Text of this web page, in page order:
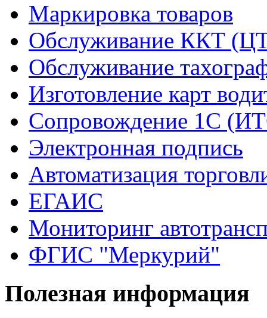
Маркировка товаров
Обслуживание ККТ
Обслуживание
Изготовление карт
Сопровождение 1С
Электронная подпись
Автоматизация
ЕГАИС
Мониторинг
ФГИС "Меркурий"
Полезная информация